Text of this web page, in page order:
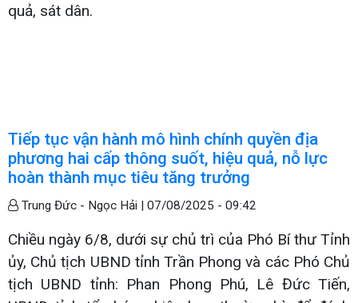
quả, sát dân.
Tiếp tục vận hành mô hình chính quyền địa
phương hai cấp thông suốt, hiệu quả, nỗ lực
hoàn thành mục tiêu tăng trưởng
Trung Đức - Ngọc Hải | 07/08/2025 - 09:42
Chiều ngày 6/8, dưới sự chủ trì của Phó Bí thư Tỉnh
ủy, Chủ tịch UBND tỉnh Trần Phong và các Phó Chủ
tịch UBND tỉnh: Phan Phong Phú, Lê Đức Tiến,